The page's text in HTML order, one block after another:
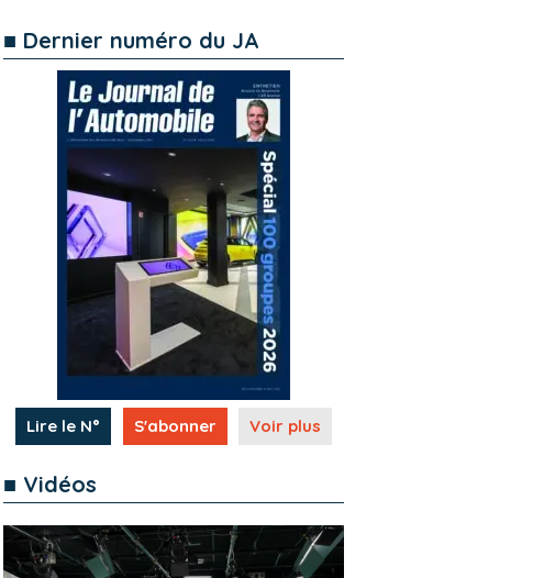
■ Dernier numéro du JA
Lire le N° S'abonner Voir plus
■ Vidéos